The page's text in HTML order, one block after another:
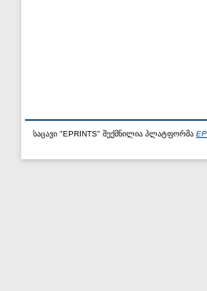
საცავი "EPRINTS" შექმნილია პლატფორმა